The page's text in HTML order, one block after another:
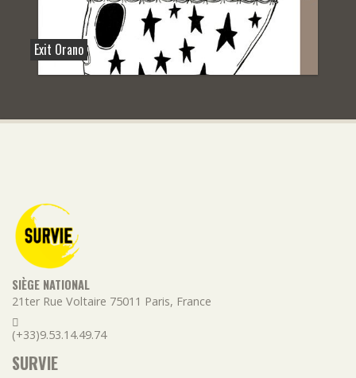
Exit Orano
SIÈGE NATIONAL
21ter Rue Voltaire 75011 Paris, France
(+33)9.53.14.49.74
SURVIE